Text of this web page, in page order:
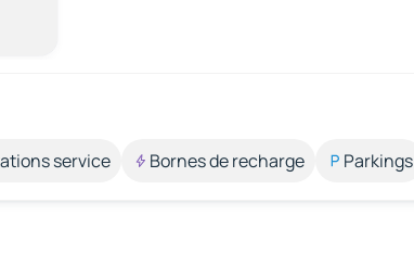
service Bornes de recharge Parkings